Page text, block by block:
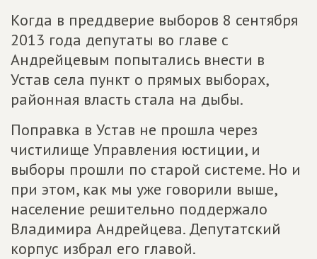
Когда в преддверие выборов 8 сентября
2013 года депутаты во главе с
Андрейцевым попытались внести в
Устав села пункт о прямых выборах,
районная власть стала на дыбы.
Поправка в Устав не прошла через
чистилище Управления юстиции, и
выборы прошли по старой системе. Но и
при этом, как мы уже говорили выше,
население решительно поддержало
Владимира Андрейцева. Депутатский
корпус избрал его главой.